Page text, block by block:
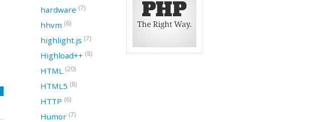
hardware (7)
hhvm (6)
highlight.js (7)
Highload++ (8)
HTML (20)
HTML5 (8)
HTTP (6)
Humor (7)